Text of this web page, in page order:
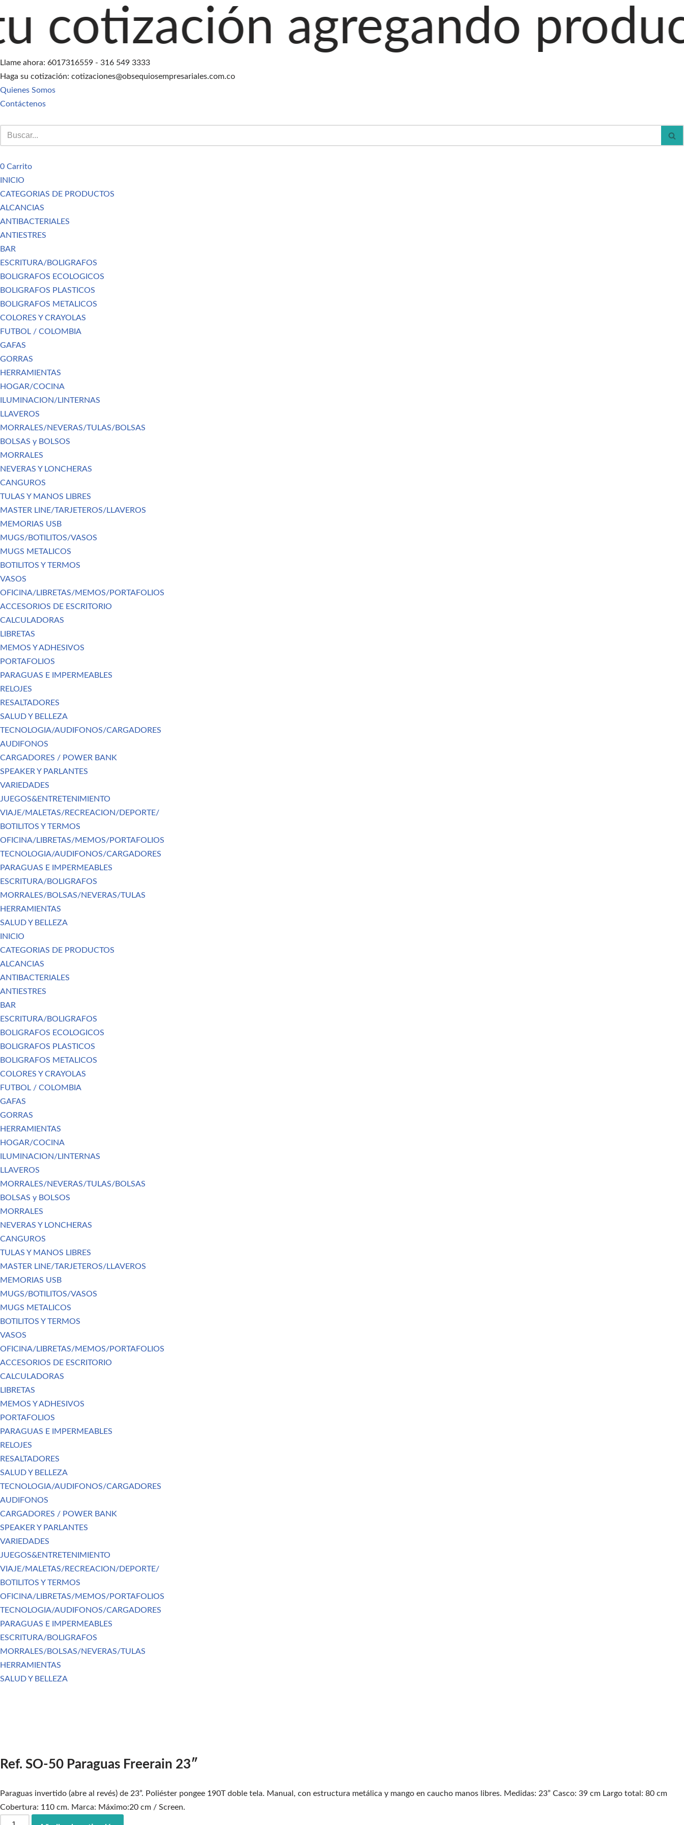
al
agregando productos al
Llame ahora: 6017316559 - 316 549 3333
Haga su cotización: cotizaciones@obsequiosempresariales.com.co
Quienes Somos
Contáctenos
0 Carrito
INICIO
CATEGORIAS DE PRODUCTOS
ALCANCIAS
ANTIBACTERIALES
ANTIESTRES
BAR
ESCRITURA/BOLIGRAFOS
BOLIGRAFOS ECOLOGICOS
BOLIGRAFOS PLASTICOS
BOLIGRAFOS METALICOS
COLORES Y CRAYOLAS
FUTBOL / COLOMBIA
GAFAS
GORRAS
HERRAMIENTAS
HOGAR/COCINA
ILUMINACION/LINTERNAS
LLAVEROS
MORRALES/NEVERAS/TULAS/BOLSAS
BOLSAS y BOLSOS
MORRALES
NEVERAS Y LONCHERAS
CANGUROS
TULAS Y MANOS LIBRES
MASTER LINE/TARJETEROS/LLAVEROS
MEMORIAS USB
MUGS/BOTILITOS/VASOS
MUGS METALICOS
BOTILITOS Y TERMOS
VASOS
OFICINA/LIBRETAS/MEMOS/PORTAFOLIOS
ACCESORIOS DE ESCRITORIO
CALCULADORAS
LIBRETAS
MEMOS Y ADHESIVOS
PORTAFOLIOS
PARAGUAS E IMPERMEABLES
RELOJES
RESALTADORES
SALUD Y BELLEZA
TECNOLOGIA/AUDIFONOS/CARGADORES
AUDIFONOS
CARGADORES / POWER BANK
SPEAKER Y PARLANTES
VARIEDADES
JUEGOS&ENTRETENIMIENTO
VIAJE/MALETAS/RECREACION/DEPORTE/
BOTILITOS Y TERMOS
OFICINA/LIBRETAS/MEMOS/PORTAFOLIOS
TECNOLOGIA/AUDIFONOS/CARGADORES
PARAGUAS E IMPERMEABLES
ESCRITURA/BOLIGRAFOS
MORRALES/BOLSAS/NEVERAS/TULAS
HERRAMIENTAS
SALUD Y BELLEZA
INICIO
CATEGORIAS DE PRODUCTOS
ALCANCIAS
ANTIBACTERIALES
ANTIESTRES
BAR
ESCRITURA/BOLIGRAFOS
BOLIGRAFOS ECOLOGICOS
BOLIGRAFOS PLASTICOS
BOLIGRAFOS METALICOS
COLORES Y CRAYOLAS
FUTBOL / COLOMBIA
GAFAS
GORRAS
HERRAMIENTAS
HOGAR/COCINA
ILUMINACION/LINTERNAS
LLAVEROS
MORRALES/NEVERAS/TULAS/BOLSAS
BOLSAS y BOLSOS
MORRALES
NEVERAS Y LONCHERAS
CANGUROS
TULAS Y MANOS LIBRES
MASTER LINE/TARJETEROS/LLAVEROS
MEMORIAS USB
MUGS/BOTILITOS/VASOS
MUGS METALICOS
BOTILITOS Y TERMOS
VASOS
OFICINA/LIBRETAS/MEMOS/PORTAFOLIOS
ACCESORIOS DE ESCRITORIO
CALCULADORAS
LIBRETAS
MEMOS Y ADHESIVOS
PORTAFOLIOS
PARAGUAS E IMPERMEABLES
RELOJES
RESALTADORES
SALUD Y BELLEZA
TECNOLOGIA/AUDIFONOS/CARGADORES
AUDIFONOS
CARGADORES / POWER BANK
SPEAKER Y PARLANTES
VARIEDADES
JUEGOS&ENTRETENIMIENTO
VIAJE/MALETAS/RECREACION/DEPORTE/
BOTILITOS Y TERMOS
OFICINA/LIBRETAS/MEMOS/PORTAFOLIOS
TECNOLOGIA/AUDIFONOS/CARGADORES
PARAGUAS E IMPERMEABLES
ESCRITURA/BOLIGRAFOS
MORRALES/BOLSAS/NEVERAS/TULAS
HERRAMIENTAS
SALUD Y BELLEZA
Ref. SO-50 Paraguas Freerain 23″
Paraguas invertido (abre al revés) de 23”. Poliéster pongee 190T doble tela. Manual, con estructura metálica y mango en caucho manos libres. Medidas: 23” Casco: 39 cm Largo total: 80 cm
Cobertura: 110 cm. Marca: Máximo:20 cm / Screen.